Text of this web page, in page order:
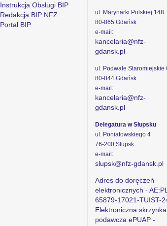
Instrukcja Obsługi BIP
Redakcja BIP NFZ
Portal BIP
ul. Marynarki Polskiej 148
80-865 Gdańsk
e-mail:
kancelaria@nfz-
gdansk.pl
ul. Podwale Staromiejskie
80-844 Gdańsk
e-mail:
kancelaria@nfz-
gdansk.pl
Delegatura w Słupsku
ul. Poniatowskiego 4
76-200 Słupsk
e-mail:
slupsk@nfz-gdansk.pl
Adres do doręczeń
elektronicznych -
65879-17021-TUIST-
Elektroniczna skrzynka
podawcza ePUAP -